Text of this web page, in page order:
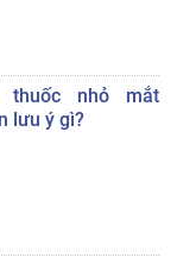
thuốc nhỏ mắt
lưu ý gì?